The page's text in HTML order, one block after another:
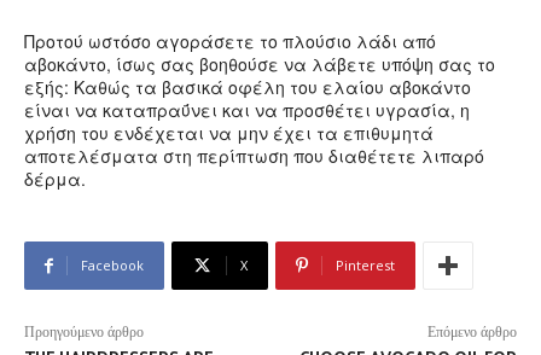
Προτού ωστόσο αγοράσετε το πλούσιο λάδι από
αβοκάντο, ίσως σας βοηθούσε να λάβετε υπόψη σας το
εξής: Καθώς τα βασικά οφέλη του ελαίου αβοκάντο
είναι να καταπραΰνει και να προσθέτει υγρασία, η
χρήση του ενδέχεται να μην έχει τα επιθυμητά
αποτελέσματα στη περίπτωση που διαθέτετε λιπαρό
δέρμα.
Facebook X Pinterest
Προηγούμενο άρθρο Επόμενο άρθρο